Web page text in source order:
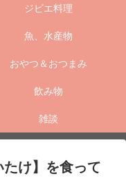
ジビエ料理
魚、水産物
おやつ＆おつまみ
飲み物
雑談
け】を食って